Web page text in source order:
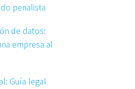
penalista
de datos:
empresa al
Guía legal